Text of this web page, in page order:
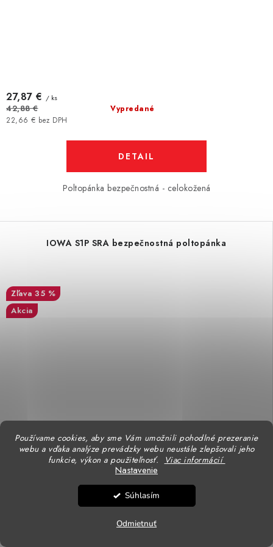
Používame cookies, aby sme Vám umožnili pohodlné prezeranie
webu a vďaka analýze prevádzky webu neustále zlepšovali jeho
funkcie, výkon a použiteľnosť.
Viac informácií
Nastavenie
Odmietnuť
Súhlasím
Vypredané
22,66 € bez DPH
27,87 € / ks
42,88 €
DETAIL
Poltopánka bezpečnostná - celokožená
IOWA S1P SRA bezpečnostná poltopánka
35 %
Akcia